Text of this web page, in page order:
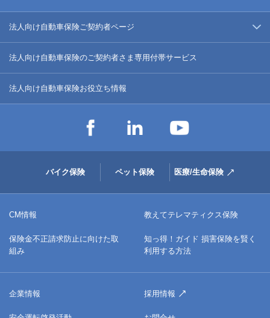
法人向け自動車保険ご契約者ページ
法人向け自動車保険のご契約者さま専用付帯サービス
法人向け自動車保険お役立ち情報
バイク保険 ペット保険 医療/生命保険
CM情報 教えてテレマティクス保険
保険金不正請求防止に向けた取
組み
知っ得！ガイド 損害保険を賢く
利用する方法
企業情報 採用情報